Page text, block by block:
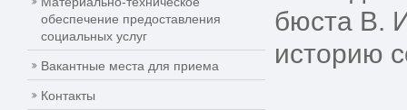
обеспечение предоставления
социальных услуг
Вакантные места для приема
Контакты
бюста В.
историю